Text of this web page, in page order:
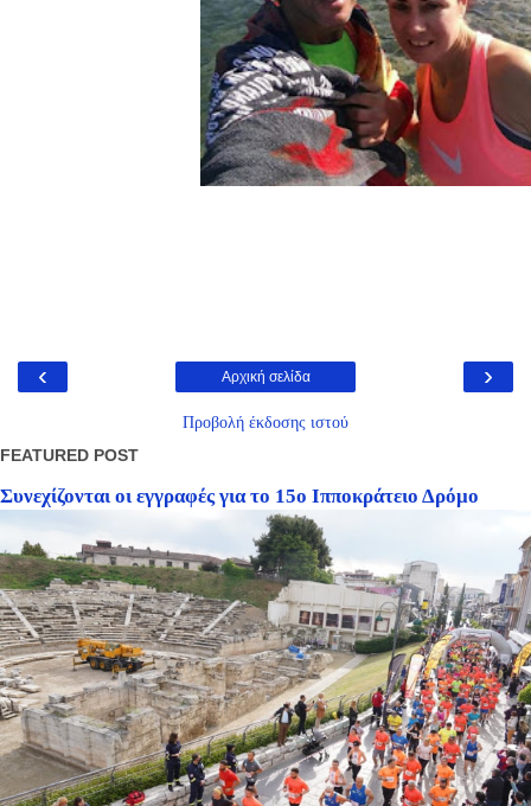
‹ ›
Αρχική σελίδα
Προβολή έκδοσης ιστού
FEATURED POST
Συνεχίζονται οι εγγραφές για το 15ο Ιπποκράτειο Δρόμο